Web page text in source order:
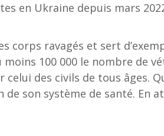
en Ukraine depuis mars
corps ravagés et sert
moins 100 000 le nombre de
des civils de tous âges.
son système de santé. En